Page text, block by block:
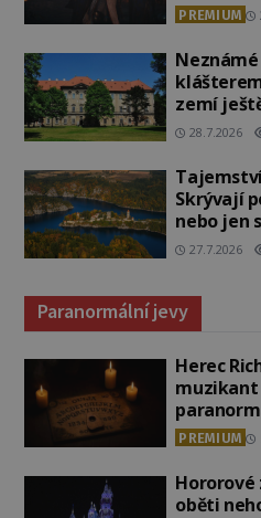
PREMIUM
zemí
28.7.2026
Skrývají
nebo jen
27.7.2026
Paranormální jevy
Herec
muzikant
PREMIUM
Hororové
oběti